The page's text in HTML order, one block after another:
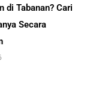
di Tabanan? Cari
Secara